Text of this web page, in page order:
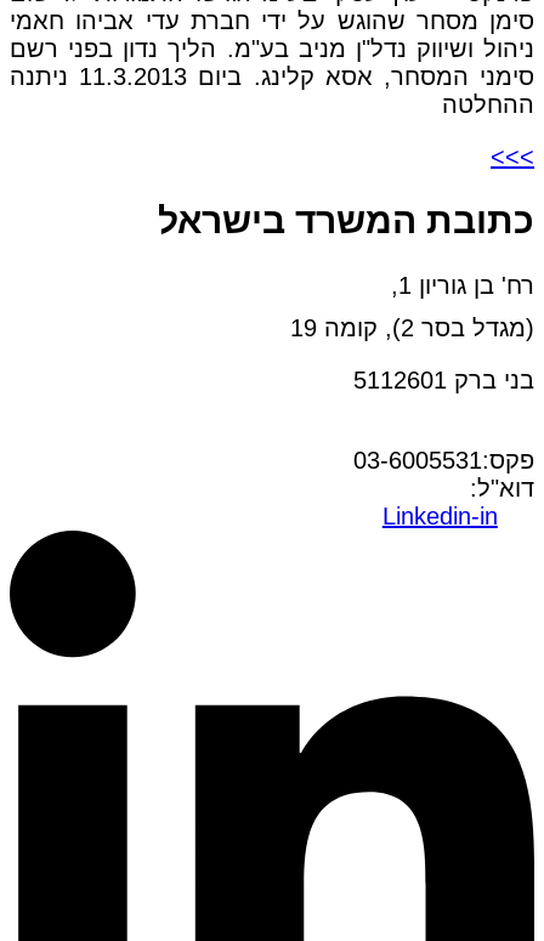
סימן מסחר שהוגש על ידי חברת עדי אביהו חאמי
ניהול ושיווק נדל"ן מניב בע"מ. הליך נדון בפני רשם
סימני המסחר, אסא קלינג. ביום 11.3.2013 ניתנה
ההחלטה
>>>
כתובת המשרד בישראל
רח' בן גוריון 1,
(מגדל בסר 2), קומה 19
בני ברק 5112601
פקס:03-6005531
דוא"ל:
Linkedin-in